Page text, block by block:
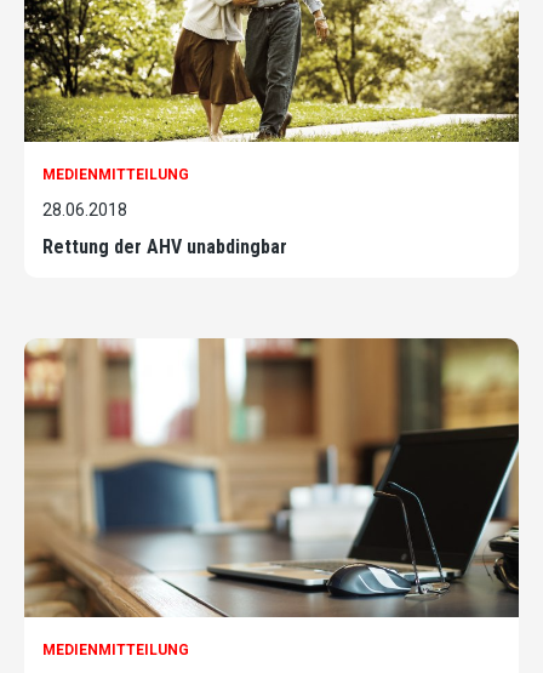
MEDIENMITTEILUNG
28.06.2018
Rettung der AHV unabdingbar
MEDIENMITTEILUNG